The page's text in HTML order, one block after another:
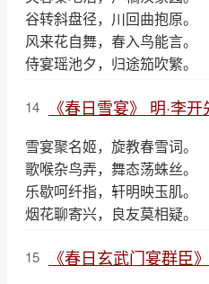
谷转斜盘径，川回曲抱原。
风来花自舞，春入鸟能言。
侍宴瑶池夕，归途笳吹繁。
14 《春日雪宴》 明·李开
雪宴聚名姬，旋教春雪词。
歌喉杂鸟弄，舞态荡蛛丝。
乐歇呵纤指，轩明映玉肌。
烟花聊寄兴，良友莫相疑。
15 《春日玄武门宴群臣